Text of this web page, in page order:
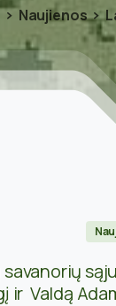
Naujienos
Valdą